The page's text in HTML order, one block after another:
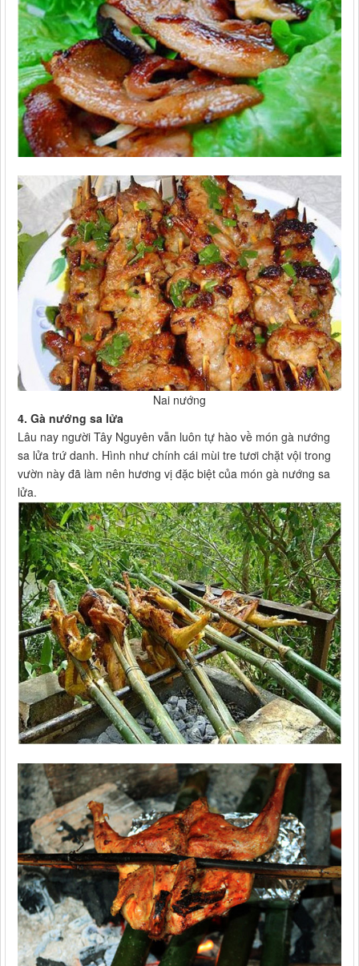
Nai nướng
4. Gà nướng sa lửa
Lâu nay người Tây Nguyên vẫn luôn tự hào về món gà nướng
sa lửa trứ danh. Hình như chính cái mùi tre tươi chặt vội trong
vườn này đã làm nên hương vị đặc biệt của món gà nướng sa
lửa.